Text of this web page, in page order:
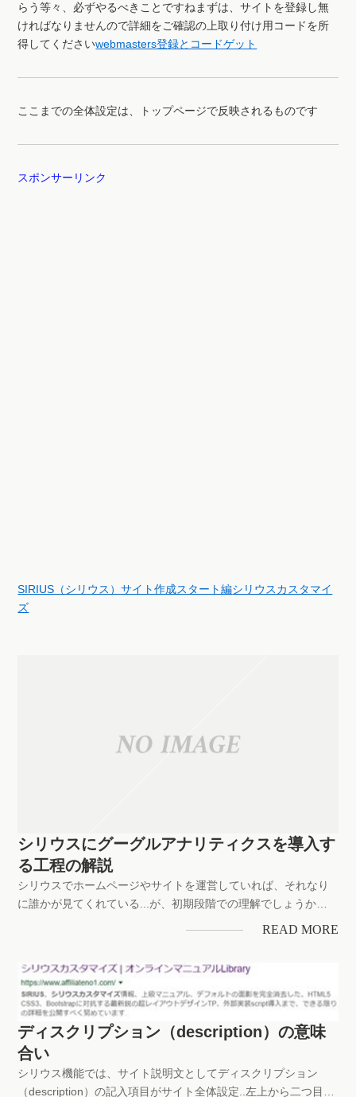
らう等々、必ずやるべきことですねまずは、サイトを登録し無
ければなりませんので詳細をご確認の上取り付け用コードを所
得してくださいwebmasters登録とコードゲット
ここまでの全体設定は、トップページで反映されるものです
スポンサーリンク
SIRIUS（シリウス）サイト作成スタート編シリウスカスタマイ
ズ
シリウスにグーグルアナリティクスを導入す
る工程の解説
シリウスでホームページやサイトを運営していれば、それなり
に誰かが見てくれている...が、初期段階での理解でしょうか？
閲覧され...
READ MORE
ディスクリプション（description）の意味
合い
シリウス機能では、サイト説明文としてディスクリプション
（description）の記入項目がサイト全体設定..左上から二つ目ウ